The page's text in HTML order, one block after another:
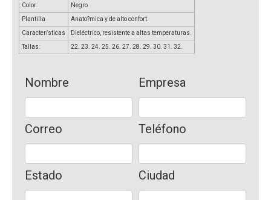
Color: Negro
Plantilla Anato?mica y de alto confort.
Características Dieléctrico, resistente a altas temperaturas.
Tallas: 22. 23. 24. 25. 26. 27. 28. 29. 30. 31. 32.
Nombre Empresa
Correo Teléfono
Estado Ciudad